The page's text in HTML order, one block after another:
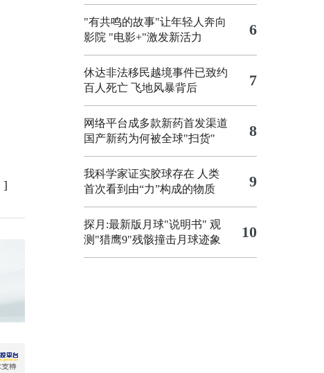
]
"有共鸣的故事"让年轻人奔向
影院 "电影+"激发新活力 6
休达非法移民越境事件已致约
百人死亡 飞地风暴背后 7
网络平台成多款新药首发渠道
国产新药为何被全球"扫货"
8
我科学家证实胶球存在 人类
首次看到由“力”构成的物质
9
探月:最新版月球"说明书" 观
测"猎鹰9"残骸撞击月球迹象
10